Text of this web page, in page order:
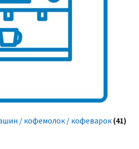
/ кофемолок / кофеварок (41)